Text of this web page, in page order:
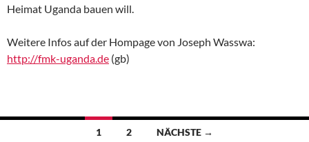
Heimat Uganda bauen will.
Weitere Infos auf der Hompage von Joseph Wasswa:
http://fmk-uganda.de (gb)
Beitragsnavigation
1 2 NÄCHSTE →